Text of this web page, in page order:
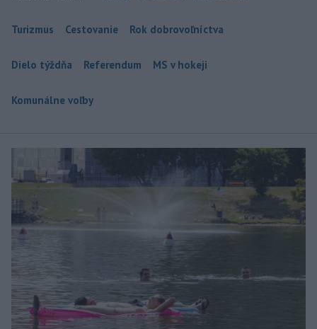
Turizmus Cestovanie Rok dobrovoľníctva
Dielo týždňa Referendum MS v hokeji
Komunálne voľby